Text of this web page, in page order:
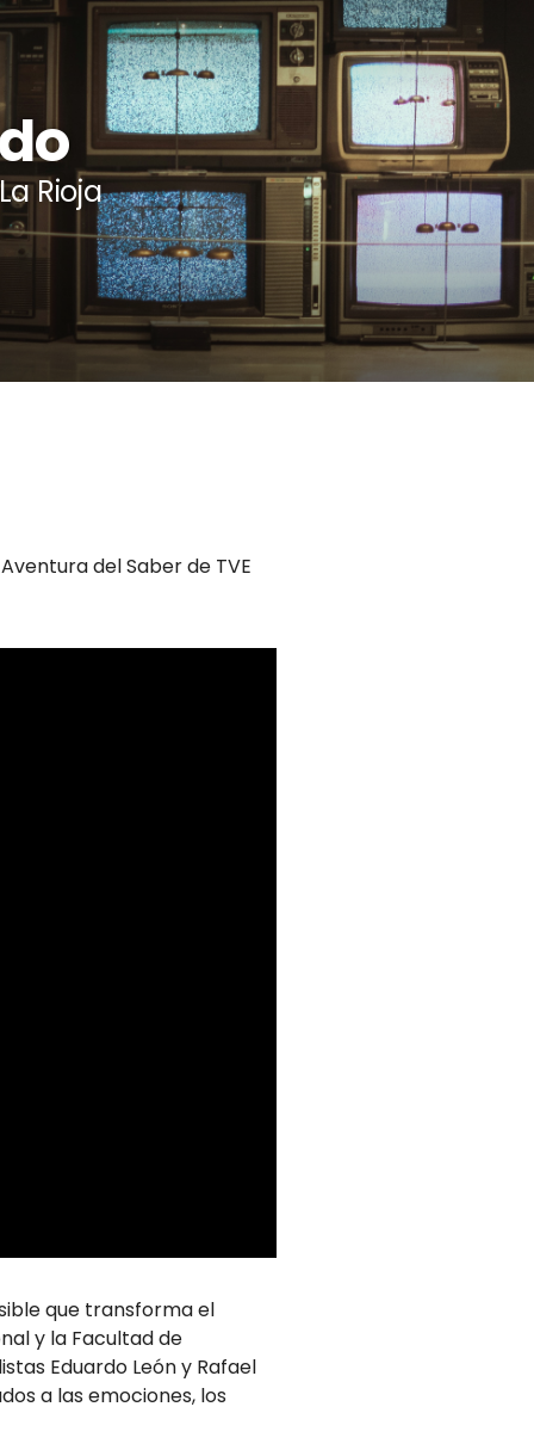
Rioja
del Saber de TVE
que transforma el
y la Facultad de
Eduardo León y Rafael
a las emociones, los